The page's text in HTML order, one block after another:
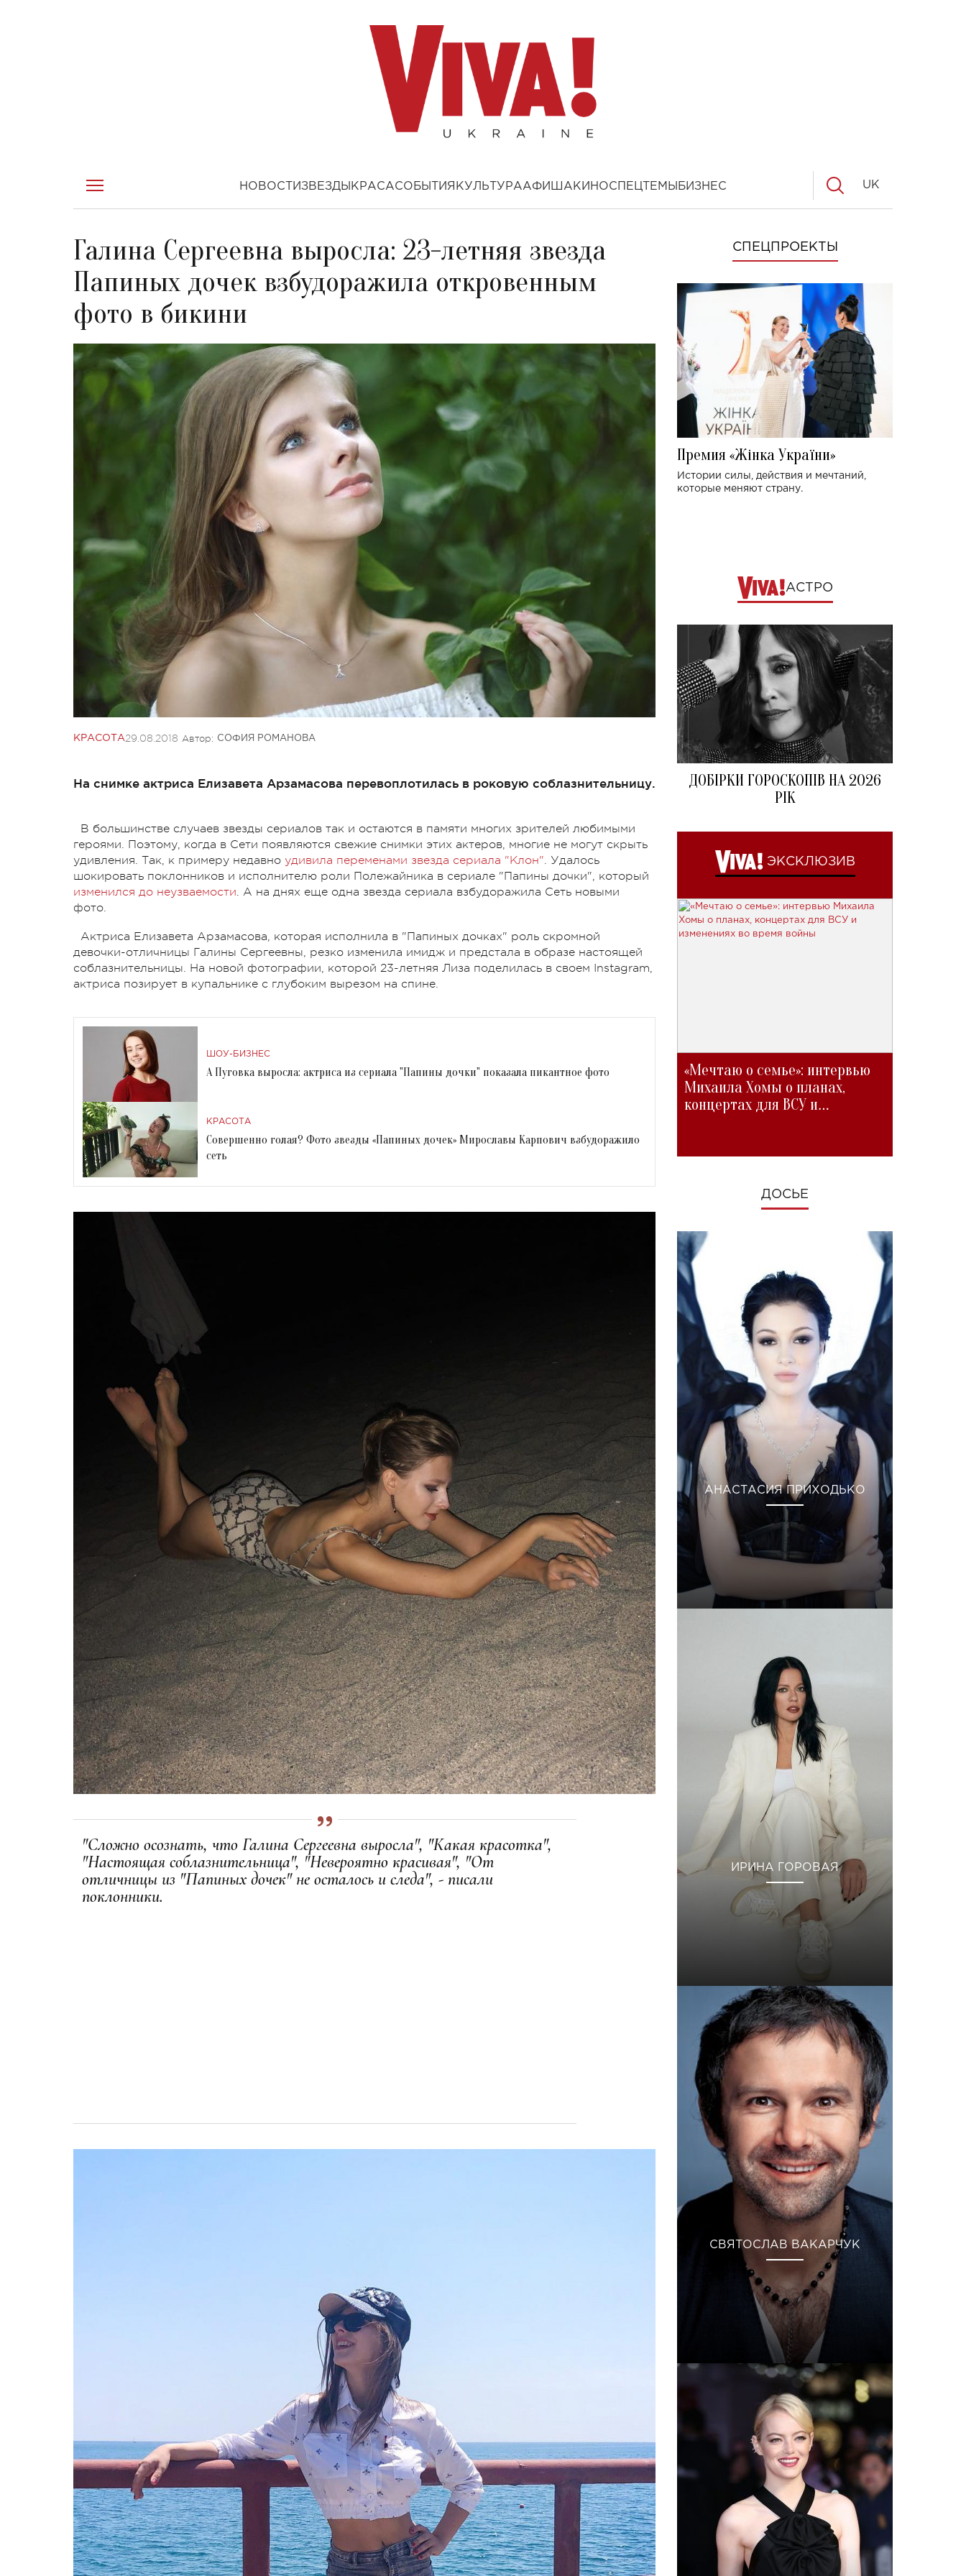
НОВОСТИ ЗВЕЗДЫ КРАСАСОБЫТИЯ КУЛЬТУРААФИША КИНОСПЕЦТЕМЫ БИЗНЕС UK
Галина Сергеевна выросла: 23-летняя звезда
Папиных дочек взбудоражила откровенным
фото в бикини
КРАСОТА29.08.2018 Автор: СОФИЯ РОМАНОВА
На снимке актриса Елизавета Арзамасова перевоплотилась в роковую соблазнительницу.
В большинстве случаев звезды сериалов так и остаются в памяти многих зрителей любимыми
героями. Поэтому, когда в Сети появляются свежие снимки этих актеров, многие не могут скрыть
удивления. Так, к примеру недавно удивила переменами звезда сериала "Клон". Удалось
шокировать поклонников и исполнителю роли Полежайника в сериале "Папины дочки", который
изменился до неузваемости. А на днях еще одна звезда сериала взбудоражила Сеть новыми
фото.
Актриса Елизавета Арзамасова, которая исполнила в "Папиных дочках" роль скромной
девочки-отличницы Галины Сергеевны, резко изменила имидж и предстала в образе настоящей
соблазнительницы. На новой фотографии, которой 23-летняя Лиза поделилась в своем Instagram,
актриса позирует в купальнике с глубоким вырезом на спине.
ШОУ-БИЗНЕС
А Пуговка выросла: актриса из сериала "Папины дочки" показала пикантное фото
КРАСОТА
Совершенно голая? Фото звезды «Папиных дочек» Мирославы Карпович взбудоражило
сеть
"Сложно осознать, что Галина Сергеевна выросла", "Какая красотка",
"Настоящая соблазнительница", "Невероятно красивая", "От
отличницы из "Папиных дочек" не осталось и следа", - писали
поклонники.
СПЕЦПРОЕКТЫ
Премия «Жінка України»
Истории силы, действия и мечтаний,
которые меняют страну.
АСТРО
ДОБІРКИ ГОРОСКОПІВ НА 2026
РІК
ЭКСКЛЮЗИВ
«Мечтаю о семье»: интервью
Михаила Хомы о планах,
концертах для ВСУ и
ДОСЬЕ
АНАСТАСИЯ ПРИХОДЬКО
ИРИНА ГОРОВАЯ
СВЯТОСЛАВ ВАКАРЧУК